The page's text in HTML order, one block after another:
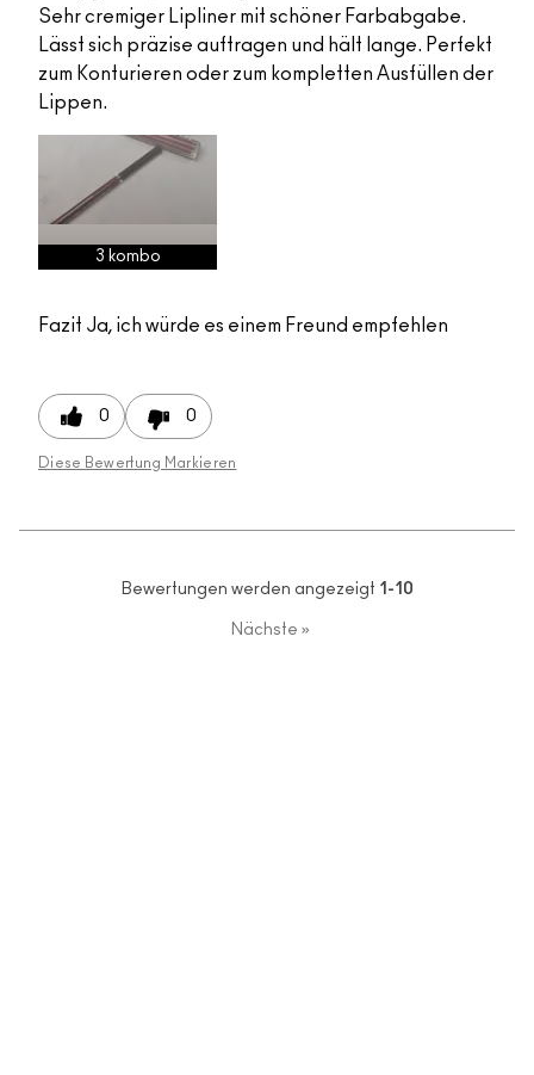
Sehr cremiger Lipliner mit schöner Farbabgabe.
Lässt sich präzise auftragen und hält lange. Perfekt
zum Konturieren oder zum kompletten Ausfüllen der
Lippen.
3 kombo
Fazit Ja, ich würde es einem Freund empfehlen
0 0
Diese Bewertung Markieren
Bewertungen werden angezeigt 1-10
Nächste »